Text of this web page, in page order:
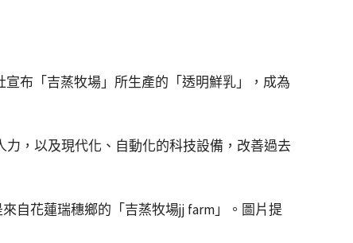
布「吉蒸牧場」所生產的「透明鮮乳」，成為
，以及現代化、自動化的科技設備，改善過去